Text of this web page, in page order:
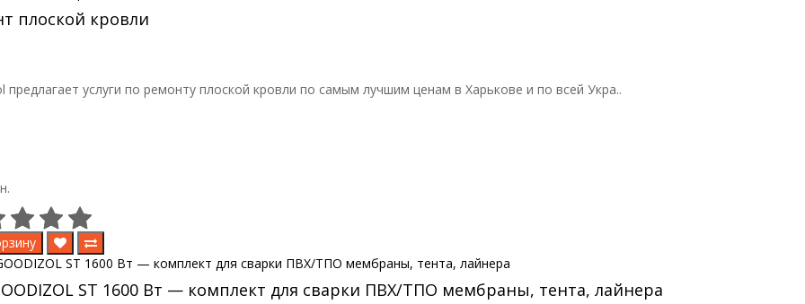
плоской кровли
предлагает услуги по ремонту плоской кровли по самым лучшим ценам в Харькове и по всей Укра..
ST 1600 Вт — комплект для сварки ПВХ/ТПО мембраны, тента, лайнера